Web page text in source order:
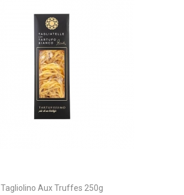
Tagliolino Aux Truffes 250g